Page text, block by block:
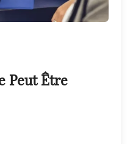
Peut Être